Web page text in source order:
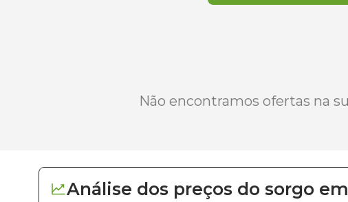
Não encontramos ofertas na
Análise dos preços do sorgo em